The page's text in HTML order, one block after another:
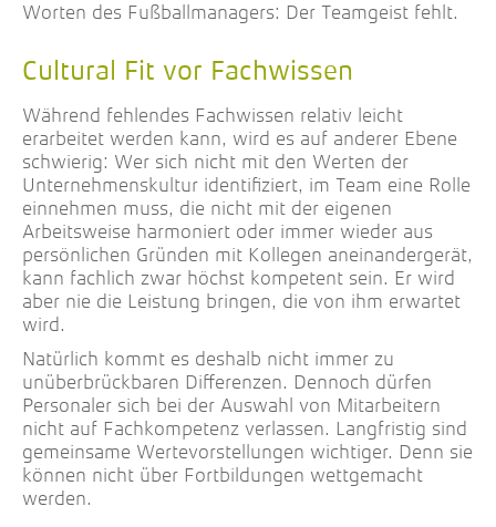
Worten des Fußballmanagers: Der Teamgeist fehlt.
Cultural Fit vor Fachwissen
Während fehlendes Fachwissen relativ leicht
erarbeitet werden kann, wird es auf anderer Ebene
schwierig: Wer sich nicht mit den Werten der
Unternehmenskultur identifiziert, im Team eine Rolle
einnehmen muss, die nicht mit der eigenen
Arbeitsweise harmoniert oder immer wieder aus
persönlichen Gründen mit Kollegen aneinandergerät,
kann fachlich zwar höchst kompetent sein. Er wird
aber nie die Leistung bringen, die von ihm erwartet
wird.
Natürlich kommt es deshalb nicht immer zu
unüberbrückbaren Differenzen. Dennoch dürfen
Personaler sich bei der Auswahl von Mitarbeitern
nicht auf Fachkompetenz verlassen. Langfristig sind
gemeinsame Wertevorstellungen wichtiger. Denn sie
können nicht über Fortbildungen wettgemacht
werden.